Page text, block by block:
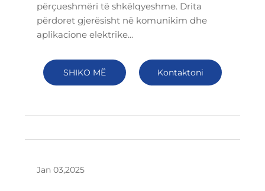
përçueshmëri të shkëlqyeshme. Drita
përdoret gjerësisht në komunikim dhe
aplikacione elektrike...
SHIKO MË Kontaktoni
Jan 03,2025